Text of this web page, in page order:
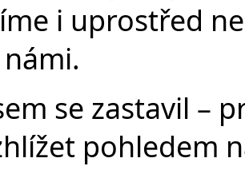
i uprostřed
se zastavil –
pohledem